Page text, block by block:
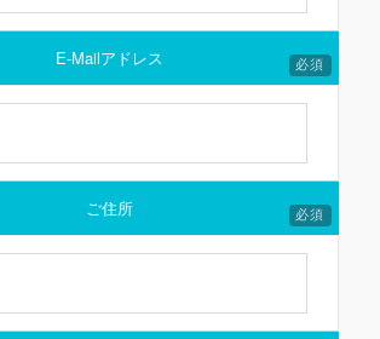
E-Mailアドレス 必須
ご住所 必須